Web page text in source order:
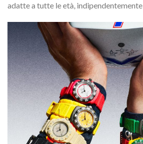
adatte a tutte le età, indipendentemente